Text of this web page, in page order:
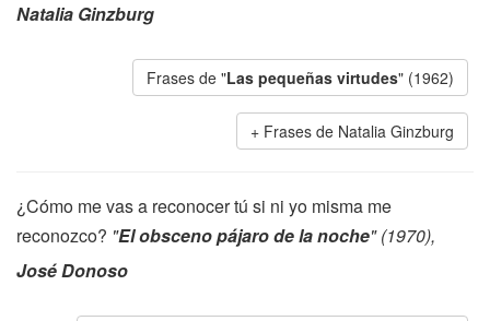
Natalia Ginzburg
Frases de "Las pequeñas virtudes" (1962)
Frases de Natalia Ginzburg
¿Cómo me vas a reconocer tú si ni yo misma me
reconozco? "El obsceno pájaro de la noche" (1970),
José Donoso